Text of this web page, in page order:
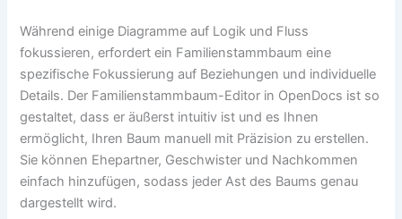
Während einige Diagramme auf Logik und Fluss
fokussieren, erfordert ein Familienstammbaum eine
spezifische Fokussierung auf Beziehungen und individuelle
Details. Der Familienstammbaum-Editor in OpenDocs ist so
gestaltet, dass er äußerst intuitiv ist und es Ihnen
ermöglicht, Ihren Baum manuell mit Präzision zu erstellen.
Sie können Ehepartner, Geschwister und Nachkommen
einfach hinzufügen, sodass jeder Ast des Baums genau
dargestellt wird.